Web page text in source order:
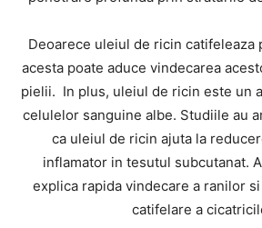
Deoarece uleiul de ricin catifeleaza
acesta poate aduce vindecarea
pielii. In plus, uleiul de ricin este un
celulelor sanguine albe. Studiile au
ca uleiul de ricin ajuta la
inflamator in tesutul subcutanat.
explica rapida vindecare a ranilor
catifelare a